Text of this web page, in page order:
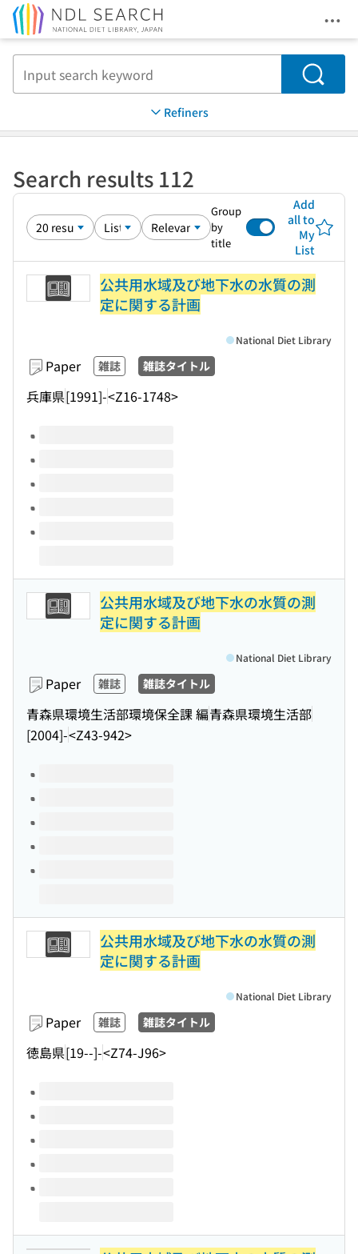
Search
Refiners
Search results 112
Group
by
title
Add
all to
My
List
公共用水域及び地下水の水質の測
定に関する計画
Paper 雑誌 雑誌タイトル
兵庫県[1991]-<Z16-1748>
National Diet Library
Volumes of this title
公共用水域及び地下水の水質の測
定に関する計画
Paper 雑誌 雑誌タイトル
青森県環境生活部環境保全課 編青森県環境生活部
[2004]-<Z43-942>
National Diet Library
Volumes of this title
公共用水域及び地下水の水質の測
定に関する計画
Paper 雑誌 雑誌タイトル
徳島県[19--]-<Z74-J96>
National Diet Library
Volumes of this title